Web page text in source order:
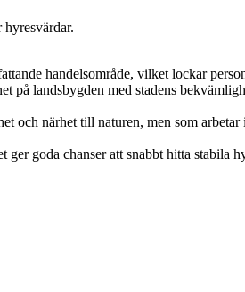
handelsområde, vilket lockar
på landsbygden med stadens
och närhet till naturen, men som
goda chanser att snabbt hitta stabila